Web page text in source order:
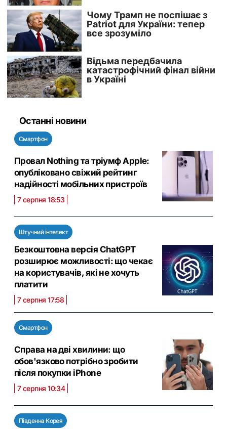
Останні новини
Смартфон
Провал Nothing та тріумф Apple:
опубліковано свіжий рейтинг
надійності мобільних пристроїв
7 серпня 18:53
Штучний інтелект
Безкоштовна версія ChatGPT
розширює можливості: що чекає
на користувачів, які не хочуть
платити
7 серпня 17:58
Смартфон
Справа на дві хвилини: що
обов'язково потрібно зробити
після покупки iPhone
7 серпня 10:34
Південна Корея